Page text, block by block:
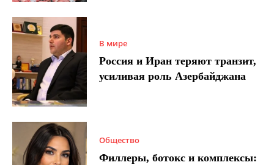
В мире
Россия и Иран теряют транзит,
усиливая роль Азербайджана
Общество
Филлеры, ботокс и комплексы: